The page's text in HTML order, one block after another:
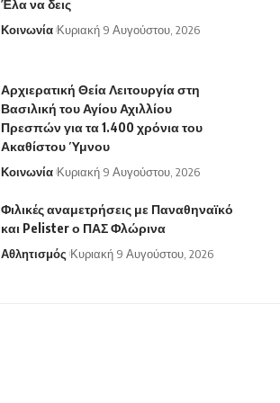
Έλα να δεις
Κοινωνία Κυριακή 9 Αυγούστου, 2026
Αρχιερατική Θεία Λειτουργία στη
Βασιλική του Αγίου Αχιλλίου
Πρεσπών για τα 1.400 χρόνια του
Ακαθίστου Ύμνου
Κοινωνία Κυριακή 9 Αυγούστου, 2026
Φιλικές αναμετρήσεις με Παναθηναϊκό
και Pelister ο ΠΑΣ Φλώρινα
Αθλητισμός Κυριακή 9 Αυγούστου, 2026